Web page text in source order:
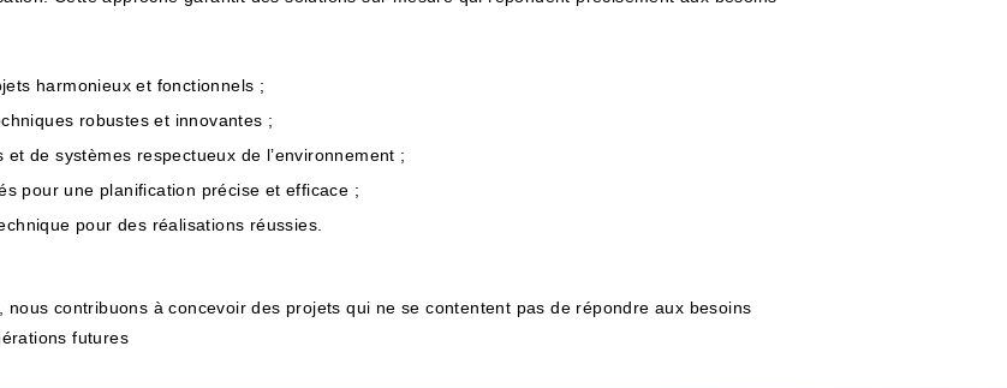
harmonieux et fonctionnels ;
robustes et innovantes ;
et de systèmes respectueux de l’environnement ;
pour une planification précise et efficace ;
pour des réalisations réussies.
contribuons à concevoir des projets qui ne se contentent pas de répondre aux besoins
futures